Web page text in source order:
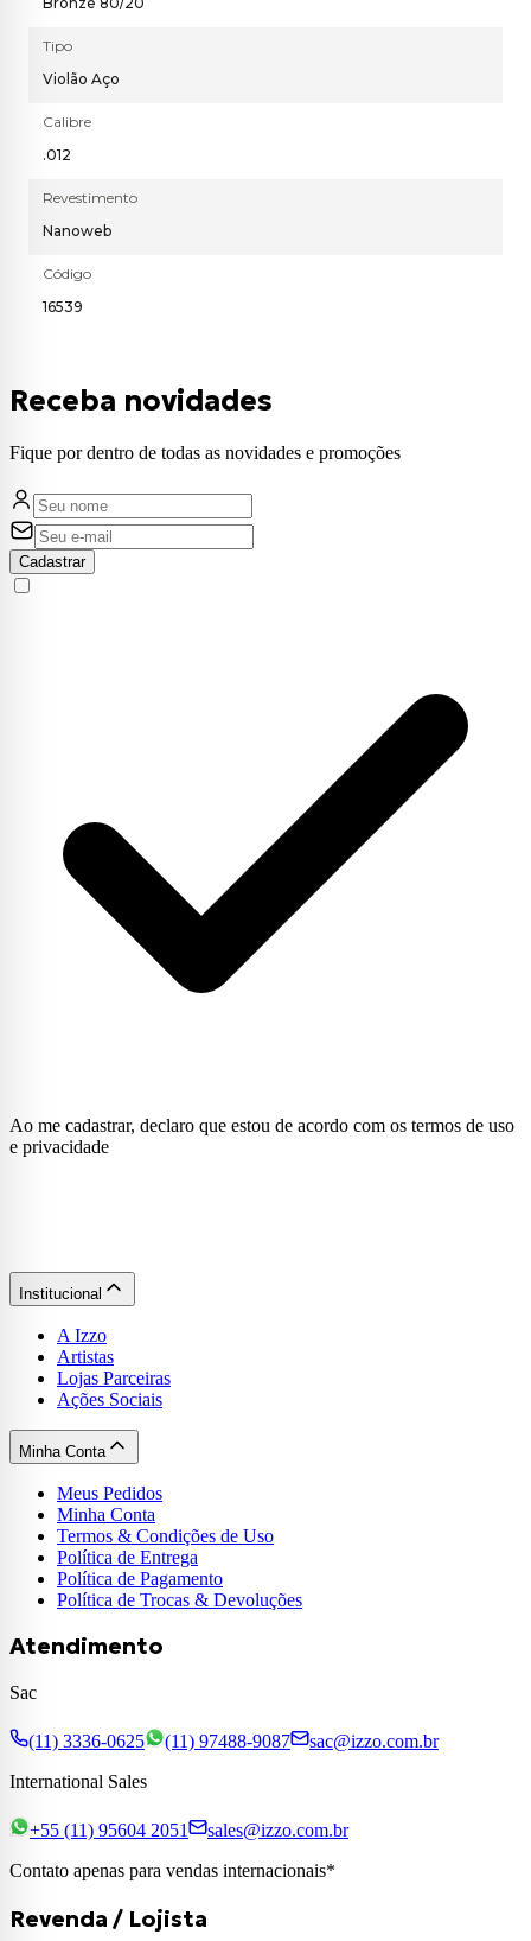
Tipo
Violão Aço
Calibre
.012
Revestimento
Nanoweb
Código
16539
Receba novidades
Fique por dentro de todas as novidades e promoções
Cadastrar
Ao me cadastrar, declaro que estou de acordo com os termos de uso
e privacidade
Institucional
A Izzo
Artistas
Lojas Parceiras
Ações Sociais
Minha Conta
Meus Pedidos
Minha Conta
Termos & Condições de Uso
Política de Entrega
Política de Pagamento
Política de Trocas & Devoluções
Atendimento
Sac
(11) 3336-0625 (11) 97488-9087
sac@izzo.com.br
International Sales
+55 (11) 95604 2051
sales@izzo.com.br
Contato apenas para vendas internacionais*
Revenda / Lojista